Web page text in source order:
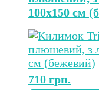
100х150 см
710 грн.